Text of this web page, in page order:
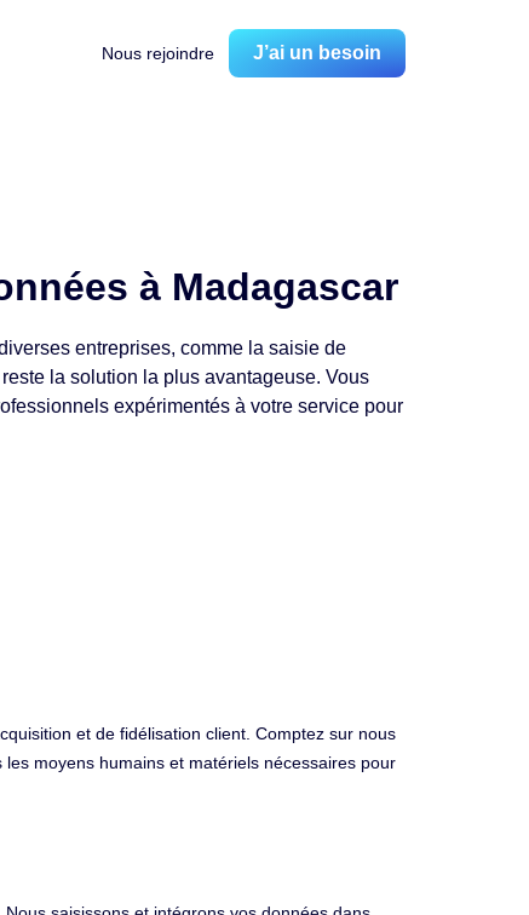
Nous rejoindre J’ai un besoin
à Madagascar
entreprises, comme la saisie de
la solution la plus avantageuse. Vous
expérimentés à votre service pour
et de fidélisation client. Comptez sur nous
moyens humains et matériels nécessaires pour